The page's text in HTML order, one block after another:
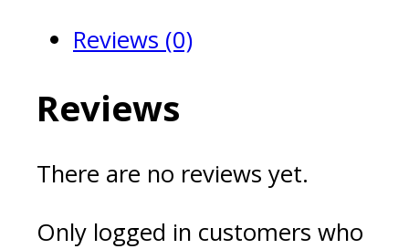
GP Reviews (0)
Reviews
There are no reviews yet.
Only logged in customers who